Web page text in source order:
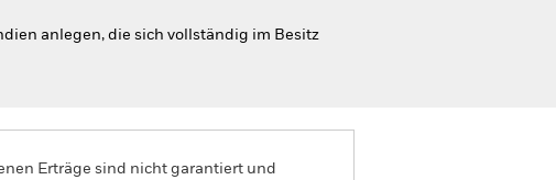
anlegen, die sich vollständig im Besitz
Erträge sind nicht garantiert und